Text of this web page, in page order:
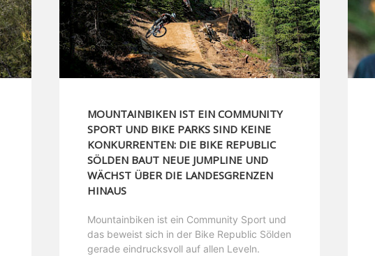
MOUNTAINBIKEN IST EIN COMMUNITY
SPORT UND BIKE PARKS SIND KEINE
KONKURRENTEN: DIE BIKE REPUBLIC
SÖLDEN BAUT NEUE JUMPLINE UND
WÄCHST ÜBER DIE LANDESGRENZEN
HINAUS
Mountainbiken ist ein Community Sport und
das beweist sich in der Bike Republic Sölden
gerade eindrucksvoll auf allen Leveln.